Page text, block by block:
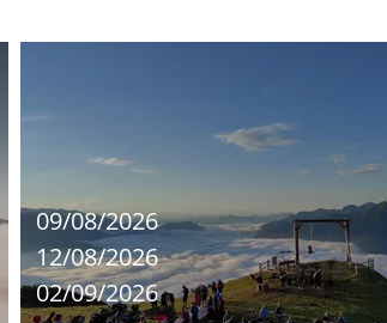
09/08/2026
12/08/2026
02/09/2026